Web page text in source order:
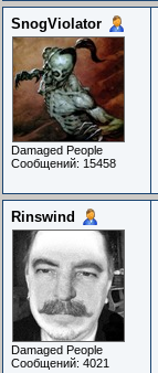
SnogViolator
Damaged People
Сообщений: 15458
Rinswind
Damaged People
Сообщений: 4021